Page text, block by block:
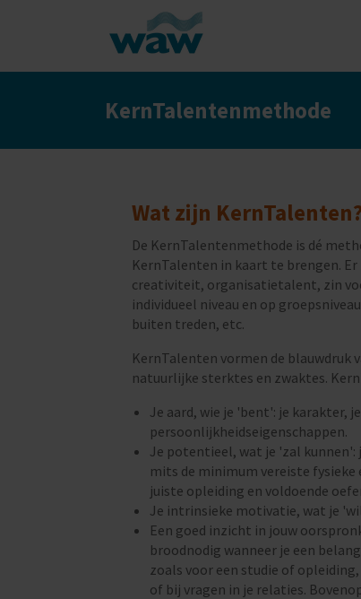
KernTalentenmethode
Wat zijn
De KernTalentenmethode is dé
KernTalenten in kaart te brengen.
creativiteit, organisatietalent, zin
individueel niveau en op
buiten treden, etc.
KernTalenten vormen de blauwdruk
natuurlijke sterktes en zwaktes.
Je aard, wie je 'bent': je karakter,
persoonlijkheidseigenschappen.
Je potentieel, wat je 'zal
mits de minimum vereiste
juiste opleiding en voldoende
Je intrinsieke motivatie, wat je
Een goed inzicht in jouw
broodnodig wanneer je een
zoals voor een studie of
of bij vragen in je relaties.